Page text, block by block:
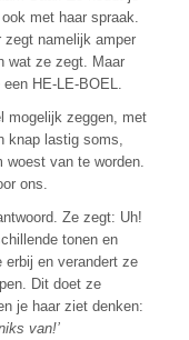
met haar spraak.
zegt namelijk amper
wat ze zegt. Maar
HE-LE-BOEL.
mogelijk zeggen, met
knap lastig soms,
woest van te worden.
ons.
Ze zegt: Uh!
tonen en
erbij en verandert ze
Dit doet ze
je haar ziet denken:
van!’